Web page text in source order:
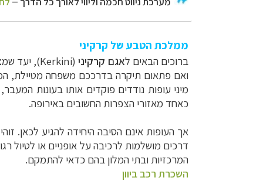
ממלכת הטבע של קרקיני
ברוכים הבאים לאגם קרקיני (
Kerkini), יעד
ואם פתאום תיקרה בדרככם משפחה מטיילת,
מיני עופות נודדים פוקדים אותו בעונות
כאחד מאזורי הצפרות החשובים באירופה.
אך העופות אינם הסיבה היחידה להגיע לכאן.
דרכים מושלמות לרכיבה על אופניים או לטיול
המרכזיות ובתי המלון בהם כדאי להתמקם.
השכרת רכב ביוון